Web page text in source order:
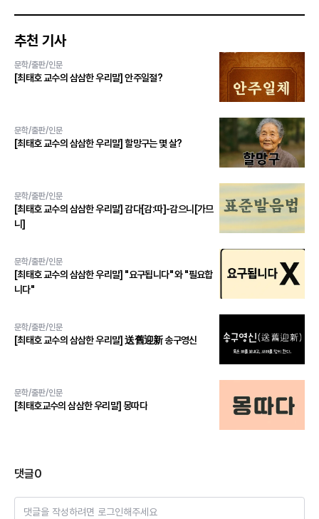
추천 기사
문학/출판/인문
[최태호 교수의 삼삼한 우리말] 안주일절?
문학/출판/인문
[최태호 교수의 삼삼한 우리말] 할망구는 몇 살?
문학/출판/인문
[최태호 교수의 삼삼한 우리말] 감다[감:따]-감으니[가므
니]
문학/출판/인문
[최태호 교수의 삼삼한 우리말] "요구됩니다" 와 "필요합
니다"
문학/출판/인문
[최태호 교수의 삼삼한 우리말] 送舊迎新 송구영신
문학/출판/인문
[최태호교수의 삼삼한 우리말] 몽따다
댓글0
댓글을 작성하려면 로그인해주세요